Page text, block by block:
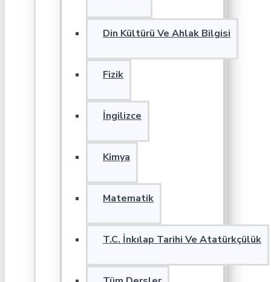
Din Kültürü Ve Ahlak Bilgisi
Fizik
İngilizce
Kimya
Matematik
T.C. İnkılap Tarihi Ve Atatürkçülük